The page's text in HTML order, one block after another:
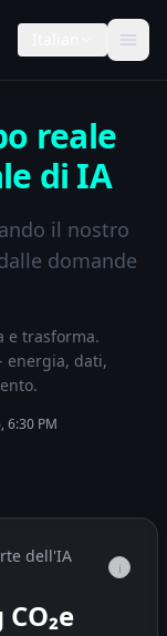
reale
di IA
il nostro
domande
e trasforma.
energia, dati,
6:30 PM
dell'IA
i